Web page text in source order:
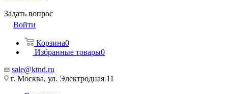
Задать вопрос
Войти
Корзина0
Избранные товары0
sale@ktnd.ru
г. Москва, ул. Электродная 11